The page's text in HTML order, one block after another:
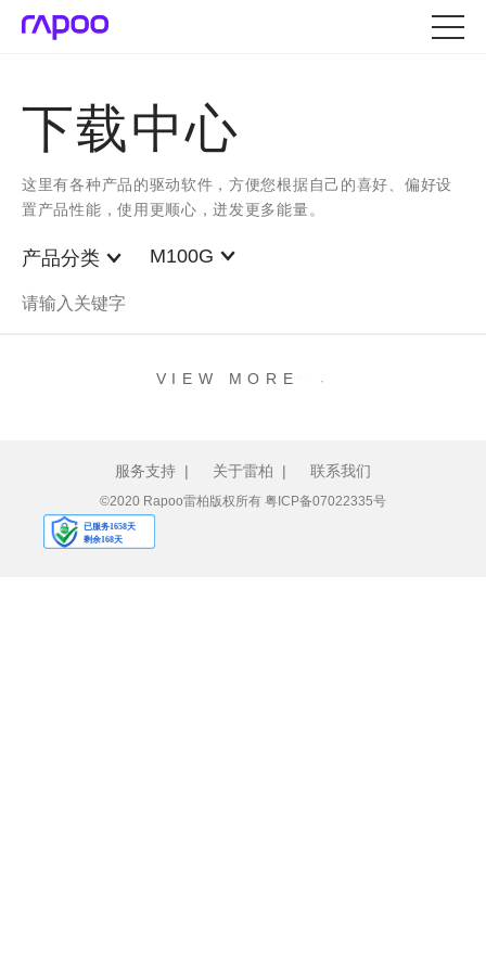
下载中心
这里有各种产品的驱动软件，方便您根据自己的喜好、偏好设
置产品性能，使用更顺心，迸发更多能量。
产品分类 M100G
VIEW MORE
服务支持 | 关于雷柏 | 联系我们
©2020 Rapoo雷柏版权所有 粤ICP备07022335号